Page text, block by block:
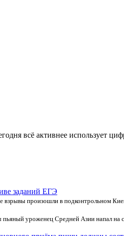
всё активнее использует
заданий ЕГЭ
взрывы произошли в подконтрольном
пьяный уроженец Средней Азии напал на